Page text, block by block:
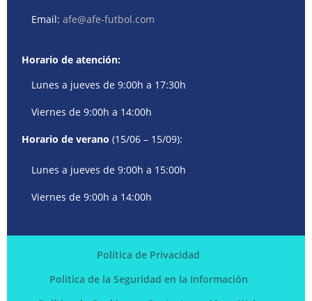
Email:afe@afe-futbol.com
Horario de atención:
Lunes a jueves de 9:00h a 17:30h
Viernes de 9:00h a 14:00h
Horario de verano (15/06 – 15/09):
Lunes a jueves de 9:00h a 15:00h
Viernes de 9:00h a 14:00h
Política de Privacidad
Política de la Seguridad en la Información